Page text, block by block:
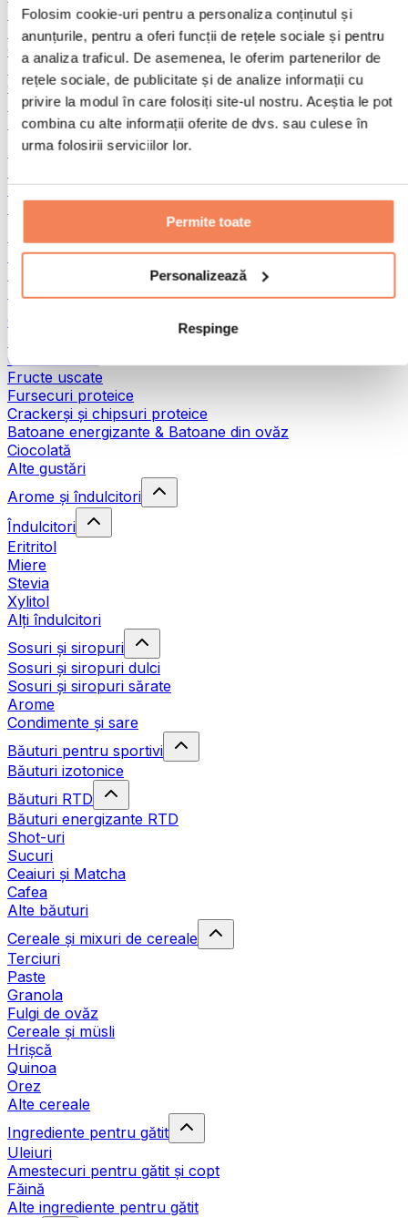
Folosim cookie-uri pentru a personaliza conținutul și
anunțurile, pentru a oferi funcții de rețele sociale și pentru
a analiza traficul. De asemenea, le oferim partenerilor de
rețele sociale, de publicitate și de analize informații cu
privire la modul în care folosiți site-ul nostru. Aceștia le pot
combina cu alte informații oferite de dvs. sau culese în
urma folosirii serviciilor lor.
Permite toate
Personalizează
Respinge
Pește
Alimente gata preparate
Ouă
Pâine și produse de patiserie
Carne
Leguminoase
Alte alimente fitness
Unturi din nuci
Unturi dulci din nuci
Superalimente verzi
Alte superalimente
Gustări proteice
Carne uscată
Fructe uscate
Fursecuri proteice
Crackerși și chipsuri proteice
Batoane energizante & Batoane din ovăz
Ciocolată
Alte gustări
Arome și îndulcitori
Îndulcitori
Eritritol
Miere
Stevia
Xylitol
Alți îndulcitori
Sosuri și siropuri
Sosuri și siropuri dulci
Sosuri și siropuri sărate
Arome
Condimente și sare
Băuturi pentru sportivi
Băuturi izotonice
Băuturi RTD
Băuturi energizante RTD
Shot-uri
Sucuri
Ceaiuri și Matcha
Cafea
Alte băuturi
Cereale și mixuri de cereale
Terciuri
Paste
Granola
Fulgi de ovăz
Cereale și müsli
Hrișcă
Quinoa
Orez
Alte cereale
Ingrediente pentru gătit
Uleiuri
Amestecuri pentru gătit și copt
Făină
Alte ingrediente pentru gătit